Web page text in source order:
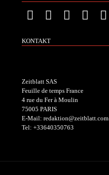
KONTAKT
Zeitblatt SAS
Feuille de temps France
4 rue du Fer à Moulin
75005 PARIS
E-Mail: redaktion@zeitblatt.com
Tel: +33640350763